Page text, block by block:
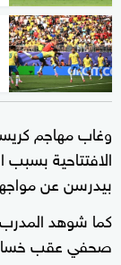
وغاب مهاجم
الافتتاحية
بيدرسن عن
كما شوهد
صحفي عقب خسارة النرويج